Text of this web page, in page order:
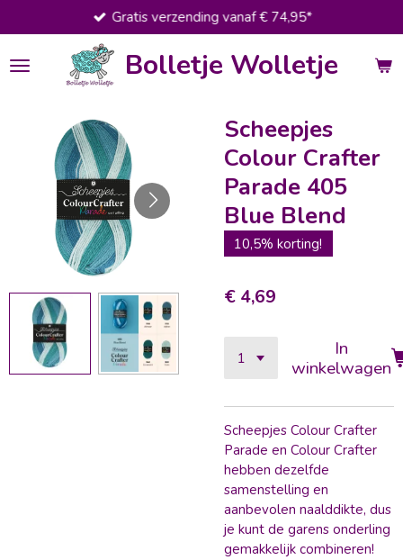
direct
naar
de
Bolletje Wolletje
Gratis verzending vanaf € 74,95*
Scheepjes
Colour Crafter
Parade 405
Blue Blend
10,5% korting!
€ 4,69
In
winkelwagen
Scheepjes Colour Crafter
Parade en Colour Crafter
hebben dezelfde
samenstelling en
aanbevolen naalddikte, dus
je kunt de garens onderling
gemakkelijk combineren!